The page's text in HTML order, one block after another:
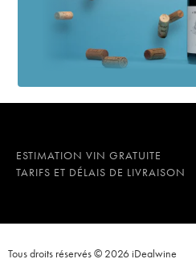
ESTIMATION VIN GRATUITE
TARIFS ET DÉLAIS DE LIVRAISON
Tous droits réservés © 2026 iDealwine